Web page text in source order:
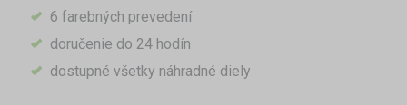
6 farebných prevedení
doručenie do 24 hodín
dostupné všetky náhradné diely